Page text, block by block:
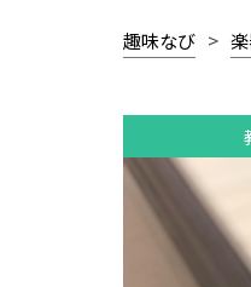
趣味なび